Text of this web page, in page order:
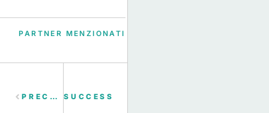
PARTNER MENZIONATI
PRECEDENTE SUCCESSIVO